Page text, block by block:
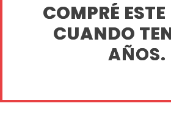
COMPRÉ
CUANDO
AÑOS.